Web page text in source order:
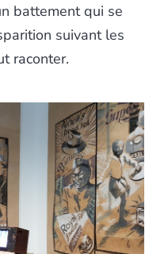
battement qui se
suivant les
raconter.